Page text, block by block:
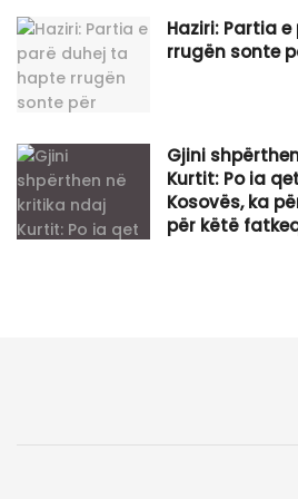
Haziri: Partia
rrugën sonte
Gjini
Kurtit: Po ia
Kosovës, ka
për këtë